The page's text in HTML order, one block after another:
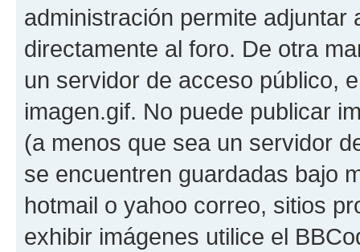
administración permite
directamente al foro. De otra
un servidor de acceso público,
imagen.gif. No puede publicar
(a menos que sea un servidor
se encuentren guardadas bajo
hotmail o yahoo correo, sitios
exhibir imágenes utilice el